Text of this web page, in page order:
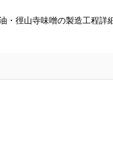
・徑山寺味噌の製造工程